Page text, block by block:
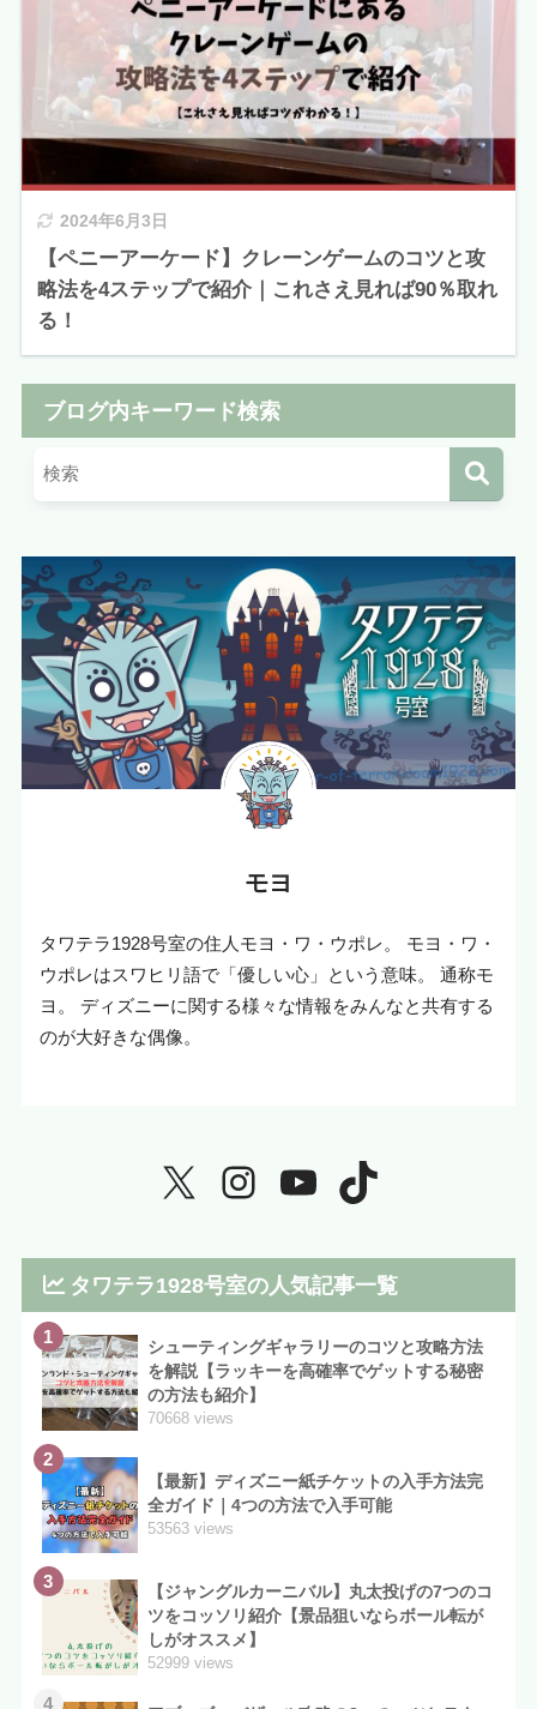
2024年6月3日
【ペニーアーケード】クレーンゲームのコツと攻
略法を4ステップで紹介｜これさえ見れば90％取れ
る！
ブログ内キーワード検索
モヨ
タワテラ1928号室の住人モヨ・ワ・ウポレ。 モヨ・ワ・
ウポレはスワヒリ語で「優しい心」という意味。 通称モ
ヨ。 ディズニーに関する様々な情報をみんなと共有する
のが大好きな偶像。
タワテラ1928号室の人気記事一覧
1
シューティングギャラリーのコツと攻略方法
を解説【ラッキーを高確率でゲットする秘密
の方法も紹介】
70668 views
2
【最新】ディズニー紙チケットの入手方法完
全ガイド｜4つの方法で入手可能
53563 views
3
【ジャングルカーニバル】丸太投げの7つのコ
ツをコッソリ紹介【景品狙いならボール転が
しがオススメ】
52999 views
4